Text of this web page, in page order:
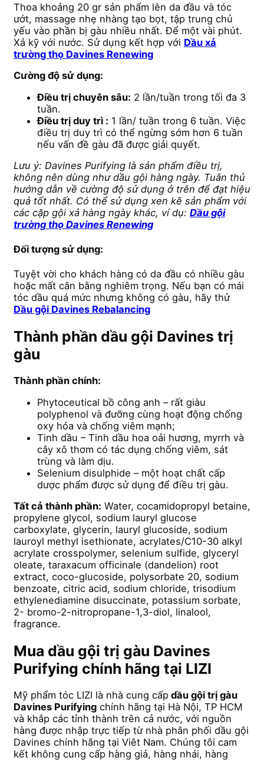
Thoa khoảng 20 gr sản phẩm lên da đầu và tóc
ướt, massage nhẹ nhàng tạo bọt, tập trung chủ
yếu vào phần bị gàu nhiều nhất. Để một vài phút.
Xả kỹ với nước. Sử dụng kết hợp với Dầu xả
trường thọ Davines Renewing
Cường độ sử dụng:
Điều trị chuyên sâu: 2 lần/tuần trong tối đa 3
tuần.
Điều trị duy trì : 1 lần/ tuần trong 6 tuần. Việc
điều trị duy trì có thể ngừng sớm hơn 6 tuần
nếu vấn đề gàu đã được giải quyết.
Lưu ý: Davines Purifying là sản phẩm điều trị,
không nên dùng như dầu gội hàng ngày. Tuân thủ
hướng dẫn về cường độ sử dụng ở trên để đạt hiệu
quả tốt nhất. Có thể sử dụng xen kẽ sản phẩm với
các cặp gội xả hàng ngày khác, ví dụ: Dầu gội
trường thọ Davines Renewing
Đối tượng sử dụng:
Tuyệt vời cho khách hàng có da đầu có nhiều gàu
hoặc mất cân bằng nghiêm trọng. Nếu bạn có mái
tóc dầu quá mức nhưng không có gàu, hãy thử
Dầu gội Davines Rebalancing
Thành phần dầu gội Davines trị
gàu
Thành phần chính:
Phytoceutical bồ công anh – rất giàu
polyphenol và đưỡng cùng hoạt động chống
oxy hóa và chống viêm mạnh;
Tinh dầu – Tinh dầu hoa oải hương, myrrh và
cây xô thơm có tác dụng chống viêm, sát
trùng và làm dịu.
Selenium disulphide – một hoạt chất cấp
dược phẩm được sử dụng để điều trị gàu.
Tất cả thành phần: Water, cocamidopropyl betaine,
propylene glycol, sodium lauryl glucose
carboxylate, glycerin, lauryl glucoside, sodium
lauroyl methyl isethionate, acrylates/C10-30 alkyl
acrylate crosspolymer, selenium sulfide, glyceryl
oleate, taraxacum officinale (dandelion) root
extract, coco-glucoside, polysorbate 20, sodium
benzoate, citric acid, sodium chloride, trisodium
ethylenediamine disuccinate, potassium sorbate,
2- bromo-2-nitropropane-1,3-diol, linalool,
fragrance.
Mua dầu gội trị gàu Davines
Purifying chính hãng tại LIZI
Mỹ phẩm tóc LIZI là nhà cung cấp dầu gội trị gàu
Davines Purifying chính hãng tại Hà Nội, TP HCM
và khắp các tỉnh thành trên cả nước, với nguồn
hàng được nhập trực tiếp từ nhà phân phối dầu gội
Davines chính hãng tại Viêt Nam. Chúng tôi cam
kết không cung cấp hàng giả, hàng nhái, hàng